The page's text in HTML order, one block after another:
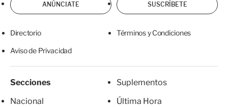
ANÚNCIATE SUSCRÍBETE
Directorio Términos y Condiciones
Aviso de Privacidad
Secciones
Nacional
Suplementos
Última Hora